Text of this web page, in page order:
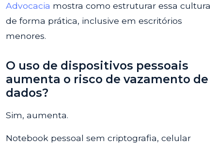
Advocacia mostra como estruturar essa cultura
de forma prática, inclusive em escritórios
menores.
O uso de dispositivos pessoais
aumenta o risco de vazamento de
dados?
Sim, aumenta.
Notebook pessoal sem criptografia, celular